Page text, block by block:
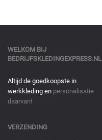
WELKOM BIJ
BEDRIJFSKLEDINGEXPRESS.NL
Altijd de goedkoopste in
werkkleding en personalisatie
daarvan!
VERZENDING